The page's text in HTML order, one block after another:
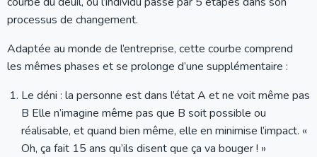
processus de changement.
Adaptée au monde de l’entreprise, cette courbe comprend
les mêmes phases et se prolonge d’une supplémentaire :
Le déni : la personne est dans l’état A et ne voit même pas
B Elle n’imagine même pas que B soit possible ou
réalisable, et quand bien même, elle en minimise l’impact. «
Oh, ça fait 15 ans qu’ils disent que ça va bouger ! »